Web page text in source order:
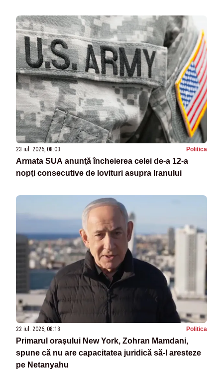
23 iul. 2026, 08:03 Politica
Armata SUA anunţă încheierea celei de-a 12-a
nopţi consecutive de lovituri asupra Iranului
22 iul. 2026, 08:18 Politica
Primarul oraşului New York, Zohran Mamdani,
spune că nu are capacitatea juridică să-l aresteze
pe Netanyahu